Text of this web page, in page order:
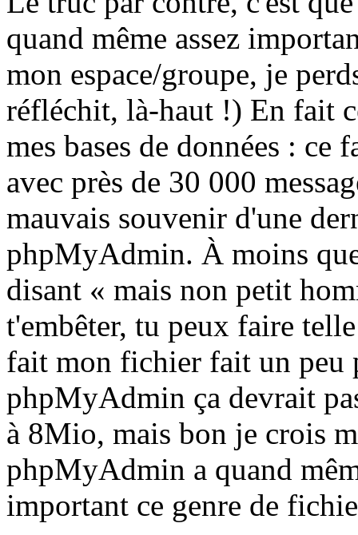
quand même assez
mon espace/groupe, je
réfléchit, là-haut !) En fait
mes bases de données :
avec près de 30 000
mauvais souvenir d'une
phpMyAdmin. À moins
disant « mais non petit
t'embêter, tu peux faire
fait mon fichier fait un peu
phpMyAdmin ça devrait
à 8Mio, mais bon je crois
phpMyAdmin a quand
important ce genre de